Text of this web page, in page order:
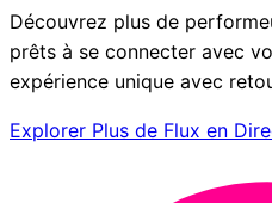
Découvrez plus de
prêts à se connecter avec
expérience unique avec
Explorer Plus de Flux en